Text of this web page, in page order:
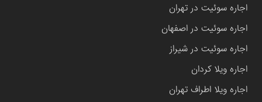
اجاره سوئیت در تهران
اجاره سوئیت در اصفهان
اجاره سوئیت در شیراز
اجاره ویلا کردان
اجاره ویلا اطراف تهران